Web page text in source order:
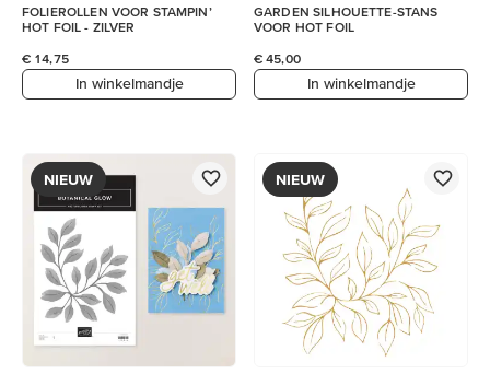
FOLIEROLLEN VOOR STAMPIN’
HOT FOIL - ZILVER
€ 14,75
In winkelmandje
GARDEN SILHOUETTE-STANS
VOOR HOT FOIL
€ 45,00
In winkelmandje
NIEUW NIEUW